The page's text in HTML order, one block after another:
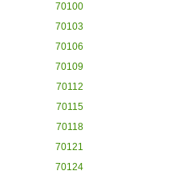
70100
70103
70106
70109
70112
70115
70118
70121
70124